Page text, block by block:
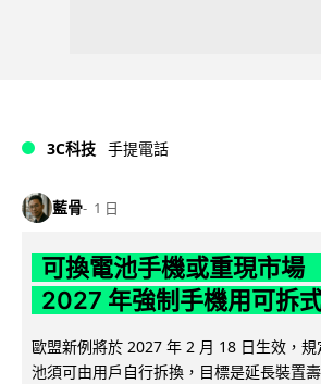
3C科技 手提電話
藍骨 1 日
可換電池手機或重現市
2027 年強制手機用可拆
歐盟新例將於 2027 年 2 月 18 日生效，
池須可由用戶自行拆換，目標是延長裝置